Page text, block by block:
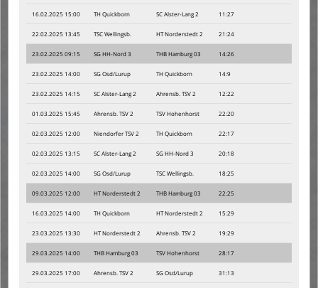
16.02.2025 15:00 TH Quickborn SC Alster-Lang 2 11:27
22.02.2025 13:45 TSC Wellingsb. HT Norderstedt 2 21:24
23.02.2025 09:15 SG HH-Nord 3 THB Hamburg 03 14:26
23.02.2025 14:00 SG Osd/Lurup TH Quickborn 14:9
23.02.2025 14:15 SC Alster-Lang 2 Ahrensb. TSV 2 12:22
01.03.2025 15:45 Ahrensb. TSV 2 TSV Hohenhorst 22:20
02.03.2025 12:00 Niendorfer TSV 2 TH Quickborn 22:17
02.03.2025 13:15 SC Alster-Lang 2 SG HH-Nord 3 20:18
02.03.2025 14:00 SG Osd/Lurup TSC Wellingsb. 18:25
09.03.2025 12:00 HT Norderstedt 2 THB Hamburg 03 22:25
16.03.2025 14:00 TH Quickborn HT Norderstedt 2 15:29
23.03.2025 13:30 HT Norderstedt 2 Ahrensb. TSV 2 19:29
29.03.2025 14:00 THB Hamburg 03 TSV Hohenhorst 28:17
29.03.2025 17:00 Ahrensb. TSV 2 SG Osd/Lurup 31:13